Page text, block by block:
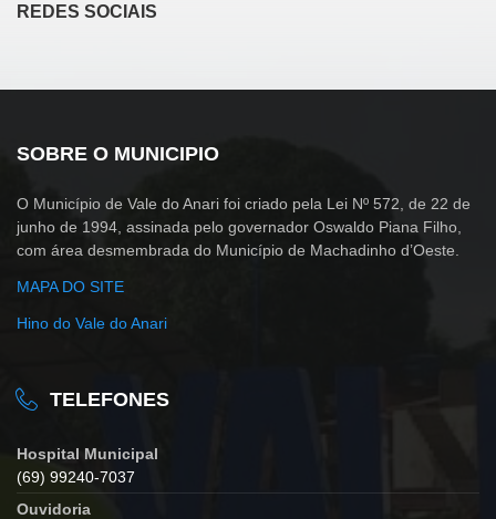
REDES SOCIAIS
SOBRE O MUNICIPIO
O Município de Vale do Anari foi criado pela Lei Nº 572, de 22 de
junho de 1994, assinada pelo governador Oswaldo Piana Filho,
com área desmembrada do Município de Machadinho d’Oeste.
MAPA DO SITE
Hino do Vale do Anari
TELEFONES
Hospital Municipal
(69) 99240-7037
Ouvidoria